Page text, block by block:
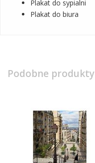
Plakat do sypialni
Plakat do biura
Podobne produkty